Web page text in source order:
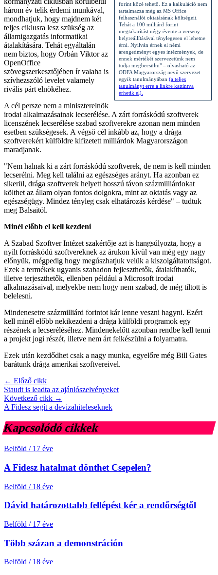
forint közé tehető. Ez a kalkuláció nem
tartalmazza még az MS Office
felhasználói oktatásának költségeit.
Tehát a 100 milliárd forint
megtakarítást négy évente a verseny
helyreállításával ténylegesen el lehetne
érni. Nyilván érnek el némi
árengedményt egyes intézmények, de
ennek mértékét szervezetünk nem
tudja megbecsülni" – olvasható az
ODFA Magyarország nevű szervezet
egyik tanulmányában (a teljes
tanulmányt erre a linkre kattintva
érhetik el).
három év telik érdemi munkával,
mondhatjuk, hogy majdnem két
teljes ciklusra lesz szükség az
államigazgatás informatikai
átalakítására. Tehát egyáltalán
nem biztos, hogy Orbán Viktor az
OpenOffice
szövegszerkesztőjében ír valaha is
szívhezszóló levelet valamely
rivális párt elnökéhez.
A cél persze nem a miniszterelnök
irodai alkalmazásainak lecserélése. A zárt forráskódú szoftverek
licenszének lecserélése szabad szoftverekre azonan nem minden
esetben szükségesek. A végső cél inkább az, hogy a drága
szoftverekért külföldre kifizetett milliárdok Magyarországon
maradjanak.
"Nem halnak ki a zárt forráskódú szoftverek, de nem is kell minden
lecserélni. Meg kell találni az egészséges arányt. Ha azonban ez
sikerül, drága szoftverek helyett hosszú távon százmilliárdokat
költhet az állam olyan fontos dolgokra, mint az oktatás vagy az
egészségügy. Mindez tényleg csak elhatározás kérdése" – tudtuk
meg Balsaitól.
Minél előbb el kell kezdeni
A Szabad Szoftver Intézet szakértője azt is hangsúlyozta, hogy a
nyílt forráskódú szoftvereknek az árukon kívül van még egy nagy
előnyük, mégpedig hogy megúszhatjuk velük a kiszolgáltatottságot.
Ezek a termékek ugyanis szabadon fejleszthetők, átalakíthatók,
illetve terjeszthetők, ellenben például a Microsoft irodai
alkalmazásaival, melyekbe nem hogy nem szabad, de még tiltott is
belelesni.
Mindenesetre százmilliárd forintot kár lenne veszni hagyni. Ezért
kell minél előbb nekikezdeni a drága külföldi programok egy
részének a lecseréléséhez. Mindenekelőtt azonban rendbe kell tenni
a projekt jogi részét, illetve nem árt felkészülni a folyamatra.
Ezek után kezdődhet csak a nagy munka, egyelőre még Bill Gates
barátunk drága amerikai szoftvereivel.
← Előző cikk
Staudt is leadta az ajánlószelvényeket
Következő cikk →
A Fidesz segít a devizahiteleseknek
Kapcsolódó cikkek
Belföld / 17 éve
A Fidesz hatalmat dönthet Csepelen?
Belföld / 18 éve
Dávid határozottabb fellépést kér a rendőrségtől
Belföld / 17 éve
Több százan a demonstráción
Belföld / 18 éve